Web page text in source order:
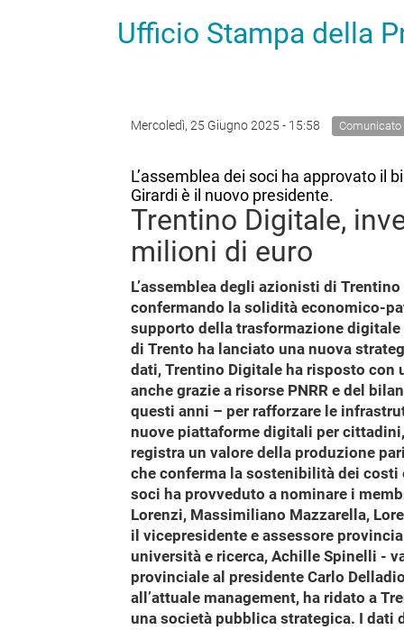
Ufficio Stampa della
Mercoledì, 25 Giugno 2025 - 15:58 Comunicato
L’assemblea dei soci ha approvato il
Girardi è il nuovo presidente.
Trentino Digitale,
milioni di euro
L’assemblea degli azionisti di
confermando la solidità economico-
supporto della trasformazione
di Trento ha lanciato una nuova
dati, Trentino Digitale ha risposto
anche grazie a risorse PNRR e del
questi anni – per rafforzare le
nuove piattaforme digitali per
registra un valore della produzione
che conferma la sostenibilità dei costi
soci ha provveduto a nominare i
Lorenzi, Massimiliano Mazzarella,
il vicepresidente e assessore
università e ricerca, Achille Spinelli -
provinciale al presidente Carlo
all’attuale management, ha ridato a
una società pubblica strategica. I dati